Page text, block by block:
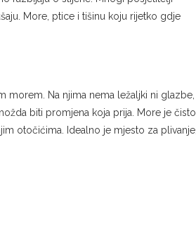
More, ptice i tišinu koju rijetko gdje
morem. Na njima nema ležaljki ni glazbe,
biti promjena koja prija. More je čisto,
otočićima. Idealno je mjesto za plivanje,